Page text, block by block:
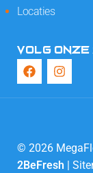
Locaties
VOLG
© 2026
2BeFresh |